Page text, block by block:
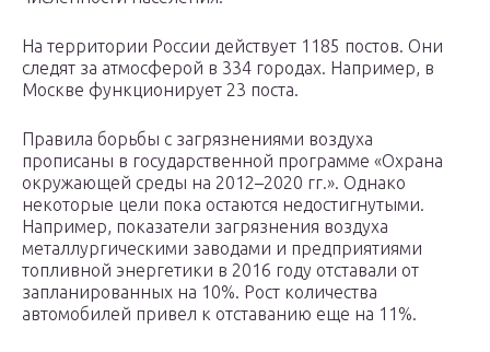
На территории России действует 1185 постов. Они
следят за атмосферой в 334 городах. Например, в
Москве функционирует 23 поста.
Правила борьбы с загрязнениями воздуха
прописаны в государственной программе «Охрана
окружающей среды на 2012–2020 гг.». Однако
некоторые цели пока остаются недостигнутыми.
Например, показатели загрязнения воздуха
металлургическими заводами и предприятиями
топливной энергетики в 2016 году отставали от
запланированных на 10%. Рост количества
автомобилей привел к отставанию еще на 11%.